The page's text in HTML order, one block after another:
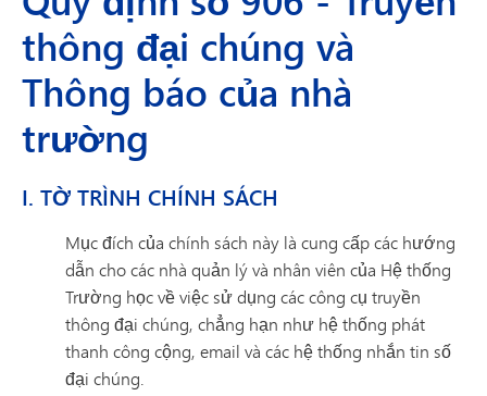
thông đại chúng và
Thông báo của nhà
trường
I. TỜ TRÌNH CHÍNH SÁCH
Mục đích của chính sách này là cung cấp các hướng
dẫn cho các nhà quản lý và nhân viên của Hệ thống
Trường học về việc sử dụng các công cụ truyền
thông đại chúng, chẳng hạn như hệ thống phát
thanh công cộng, email và các hệ thống nhắn tin số
đại chúng.